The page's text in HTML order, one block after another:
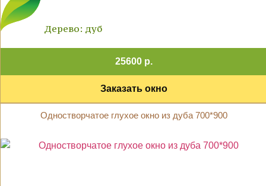
Дерево: дуб
25600 р.
Заказать окно
Одностворчатое глухое окно из дуба 700*900